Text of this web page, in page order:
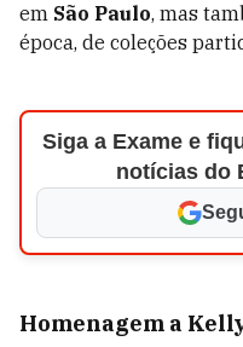
em São Paulo, mas
época, de coleções
Siga a Exame e
notícias do
Homenagem a